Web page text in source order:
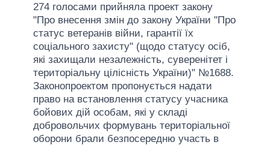
274 голосами прийняла проект закону
"Про внесення змін до закону України "Про
статус ветеранів війни, гарантії їх
соціального захисту" (щодо статусу осіб,
які захищали незалежність, суверенітет і
територіальну цілісність України)" №1688.
Законопроектом пропонується надати
право на встановлення статусу учасника
бойових дій особам, які у складі
добровольчих формувань територіальної
оборони брали безпосередню участь в